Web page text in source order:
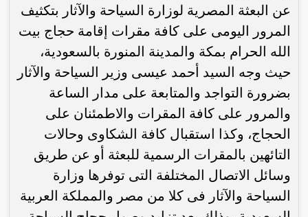
عن البعثة المصرية لوزارة السياحة والآثار بتكثيف
المرور اليومى على كافة مقرات إقامة حجاج بيت
الله الحرام بمكة والمدينة المنورة بالسعودية،
حيث وجه السيد أحمد عيسى وزير السياحة والآثار
بضرورة التواجد والمتابعة على مدار الساعة
والمرور على كافة المقرات والاطمئنان على
الحجاج، وكذا استقبال كافة الشكاوى وحالات
التائهين بالمقرات الرسمية للبعثة أو عن طريق
وسائل الاتصال المختلفة التى توفرها وزارة
السياحة والآثار فى كلا من مصر والمملكة العربية